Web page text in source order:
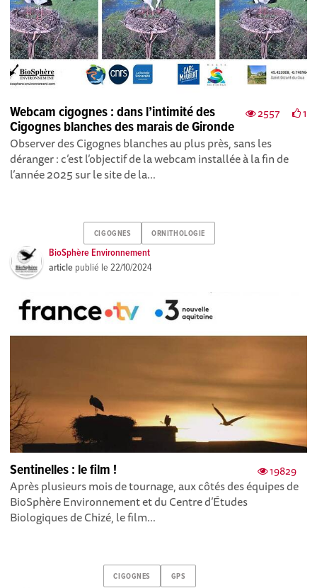
2557 1
Webcam cigognes : dans l’intimité des
Cigognes blanches des marais de Gironde
Observer des Cigognes blanches au plus près, sans les
déranger : c’est l’objectif de la webcam installée à la fin de
l’année 2025 sur le site de la...
CIGOGNES ORNITHOLOGIE
BioSphère Environnement
article publié le22/10/2024
19829
Sentinelles : le film !
Après plusieurs mois de tournage, aux côtés des équipes de
BioSphère Environnement et du Centre d’Études
Biologiques de Chizé, le film...
CIGOGNES GPS